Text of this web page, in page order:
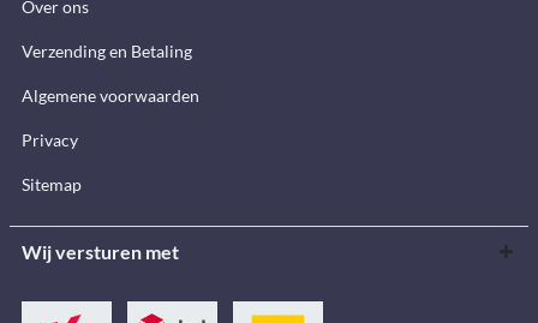
Over ons
Verzending en Betaling
Algemene voorwaarden
Privacy
Sitemap
Wij versturen met